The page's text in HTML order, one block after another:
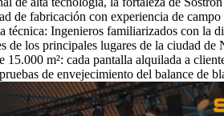
de fabricación con experiencia de
técnica: Ingenieros familiarizados con la
de los principales lugares de la ciudad de
15.000 m²: cada pantalla alquilada a
de envejecimiento del balance de